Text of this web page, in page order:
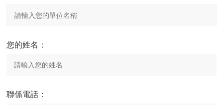
您的姓名：
聯係電話：